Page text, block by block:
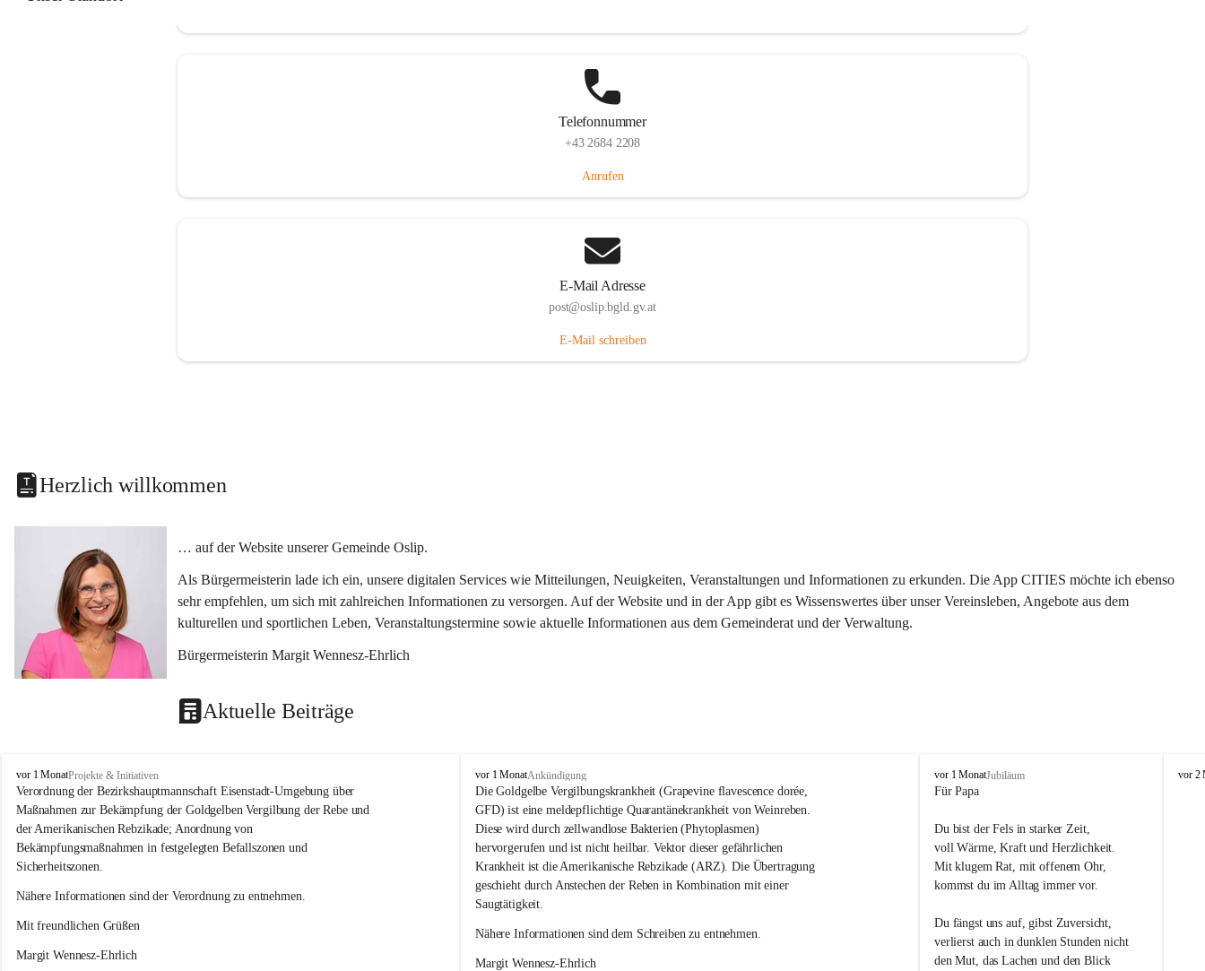
Telefonnummer
+43 2684 2208
Anrufen
E-Mail Adresse
post@oslip.bgld.gv.at
E-Mail schreiben
Herzlich willkommen
… auf der Website unserer Gemeinde Oslip.
Als Bürgermeisterin lade ich ein, unsere digitalen Services wie Mitteilungen, Neuigkeiten, Veranstaltungen und Informationen zu erkunden. Die App CITIES möchte ich ebenso
sehr empfehlen, um sich mit zahlreichen Informationen zu versorgen. Auf der Website und in der App gibt es Wissenswertes über unser Vereinsleben, Angebote aus dem
kulturellen und sportlichen Leben, Veranstaltungstermine sowie aktuelle Informationen aus dem Gemeinderat und der Verwaltung.
Bürgermeisterin Margit Wennesz-Ehrlich
Aktuelle Beiträge
O
s
l
i
p
vor 1 MonatProjekte & Initiativen
Verordnung der Bezirkshauptmannschaft Eisenstadt-Umgebung über
Maßnahmen zur Bekämpfung der Goldgelben Vergilbung der Rebe und
der Amerikanischen Rebzikade; Anordnung von
Bekämpfungsmaßnahmen in festgelegten Befallszonen und
Sicherheitszonen.
Nähere Informationen sind der Verordnung zu entnehmen.
Mit freundlichen Grüßen
Margit Wennesz-Ehrlich
O
s
l
i
p
vor 1 MonatAnkündigung
Die Goldgelbe Vergilbungskrankheit (Grapevine flavescence dorée,
GFD) ist eine meldepflichtige Quarantänekrankheit von Weinreben.
Diese wird durch zellwandlose Bakterien (Phytoplasmen)
hervorgerufen und ist nicht heilbar. Vektor dieser gefährlichen
Krankheit ist die Amerikanische Rebzikade (ARZ). Die Übertragung
geschieht durch Anstechen der Reben in Kombination mit einer
Saugtätigkeit.
Nähere Informationen sind dem Schreiben zu entnehmen.
Margit Wennesz-Ehrlich
O
s
i
vor 1 MonatJubiläum
Für Papa
Du bist der Fels in starker Zeit,
voll Wärme, Kraft und Herzlichkeit.
Mit klugem Rat, mit offenem Ohr,
kommst du im Alltag immer vor.
Du fängst uns auf, gibst Zuversicht,
verlierst auch in dunklen Stunden nicht
den Mut, das Lachen und den Blick
O
vor 2